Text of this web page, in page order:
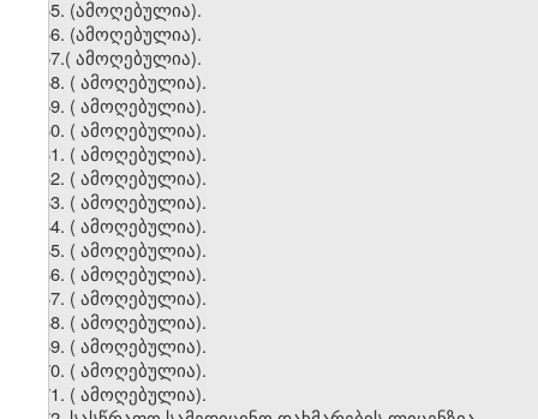
55. (ამოღებულია).
56. (ამოღებულია).
57.( ამოღებულია).
58. ( ამოღებულია).
59. ( ამოღებულია).
60. ( ამოღებულია).
61. ( ამოღებულია).
62. ( ამოღებულია).
63. ( ამოღებულია).
64. ( ამოღებულია).
65. ( ამოღებულია).
66. ( ამოღებულია).
67. ( ამოღებულია).
68. ( ამოღებულია).
69. ( ამოღებულია).
70. ( ამოღებულია).
71. ( ამოღებულია).